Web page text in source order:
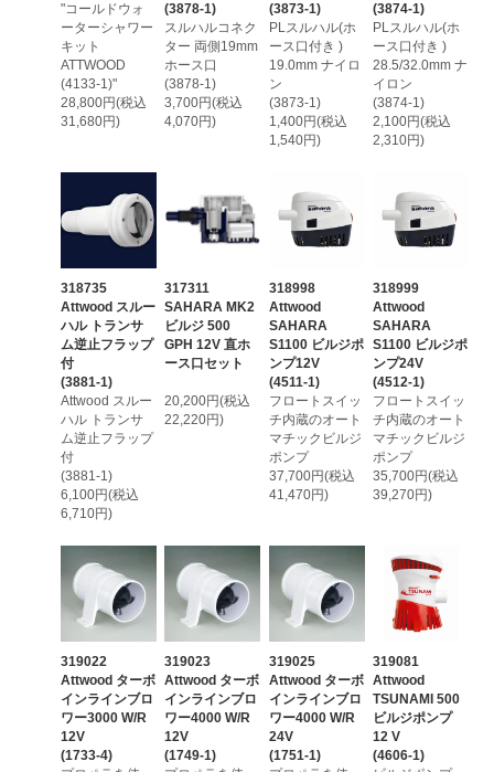
"コールドウォ
ーターシャワー
キット
ATTWOOD
(4133-1)"
28,800円(税込
31,680円)
(3878-1)
スルハルコネク
ター 両側19mm
ホース口
(3878-1)
3,700円(税込
4,070円)
(3873-1)
PLスルハル(ホ
ース口付き )
19.0mm ナイロ
ン
(3873-1)
1,400円(税込
1,540円)
(3874-1)
PLスルハル(ホ
ース口付き )
28.5/32.0mm ナ
イロン
(3874-1)
2,100円(税込
2,310円)
318735
Attwood スルー
ハル トランサ
ム逆止フラップ
付
(3881-1)
Attwood スルー
ハル トランサ
ム逆止フラップ
付
(3881-1)
6,100円(税込
6,710円)
317311
SAHARA MK2
ビルジ 500
GPH 12V 直ホ
ース口セット
20,200円(税込
22,220円)
318998
Attwood
SAHARA
S1100 ビルジポ
ンプ12V
(4511-1)
フロートスイッ
チ内蔵のオート
マチックビルジ
ポンプ
37,700円(税込
41,470円)
318999
Attwood
SAHARA
S1100 ビルジポ
ンプ24V
(4512-1)
フロートスイッ
チ内蔵のオート
マチックビルジ
ポンプ
35,700円(税込
39,270円)
319022
Attwood ターボ
インラインブロ
ワー3000 W/R
12V
(1733-4)
319023
Attwood ターボ
インラインブロ
ワー4000 W/R
12V
(1749-1)
319025
Attwood ターボ
インラインブロ
ワー4000 W/R
24V
(1751-1)
319081
Attwood
TSUNAMI 500
ビルジポンプ
12 V
(4606-1)